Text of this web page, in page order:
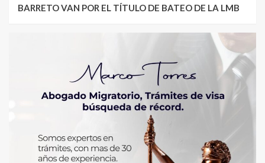
BARRETO VAN POR EL TÍTULO DE BATEO DE LA LMB